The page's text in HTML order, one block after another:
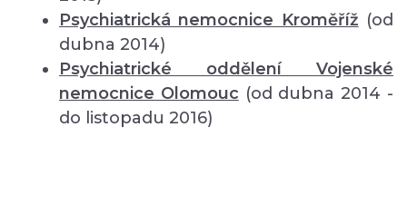
Psychiatrická nemocnice Kroměříž (od
dubna 2014)
Psychiatrické oddělení Vojenské
nemocnice Olomouc (od dubna 2014 -
do listopadu 2016)